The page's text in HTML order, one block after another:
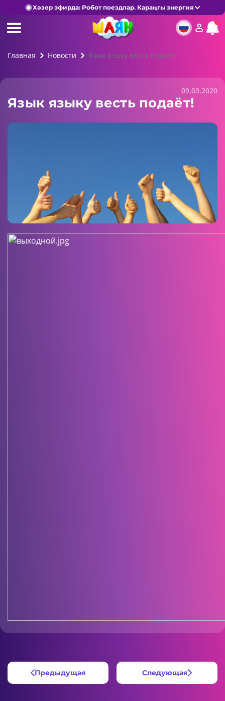
Хәзер эфирда: Робот поездлар. Караңгы энергия
Главная Новости Язык языку весть подаёт!
09.03.2020
Язык языку весть подаёт!
Предыдущая Следующая